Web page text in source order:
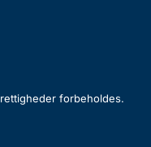
forbeholdes.